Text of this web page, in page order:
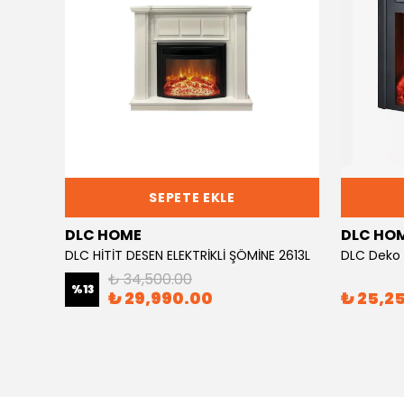
SEPETE EKLE
DLC HOME
DLC HİTİT DESEN ELEKTRİKLİ ŞÖMİNE 2613L
%13 ₺ 34,500.00
₺ 29,990.00
DLC
DLC
₺